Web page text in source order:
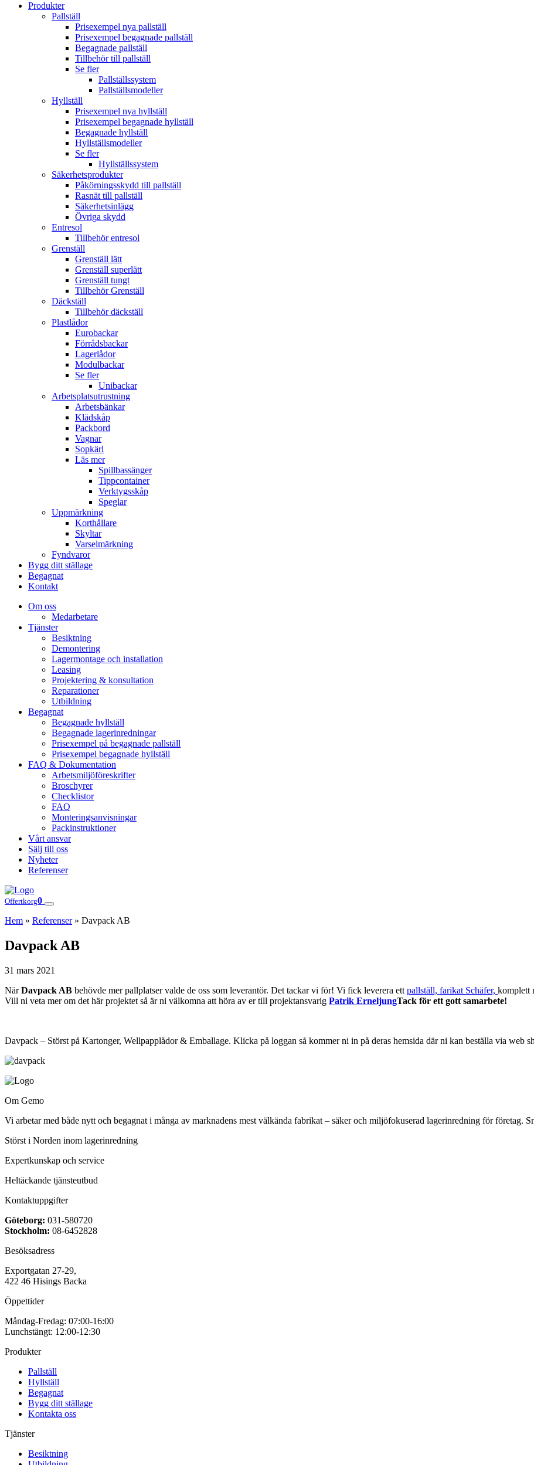
Produkter
Pallställ
Prisexempel nya pallställ
Prisexempel begagnade pallställ
Begagnade pallställ
Tillbehör till pallställ
Se fler
Pallställssystem
Pallställsmodeller
Hyllställ
Prisexempel nya hyllställ
Prisexempel begagnade hyllställ
Begagnade hyllställ
Hyllställsmodeller
Se fler
Hyllställssystem
Säkerhetsprodukter
Påkörningsskydd till pallställ
Rasnät till pallställ
Säkerhetsinlägg
Övriga skydd
Entresol
Tillbehör entresol
Grenställ
Grenställ lätt
Grenställ superlätt
Grenställ tungt
Tillbehör Grenställ
Däckställ
Tillbehör däckställ
Plastlådor
Eurobackar
Förrådsbackar
Lagerlådor
Modulbackar
Se fler
Unibackar
Arbetsplatsutrustning
Arbetsbänkar
Klädskåp
Packbord
Vagnar
Sopkärl
Läs mer
Spillbassänger
Tippcontainer
Verktygsskåp
Speglar
Uppmärkning
Korthållare
Skyltar
Varselmärkning
Fyndvaror
Bygg ditt ställage
Begagnat
Kontakt
Om oss
Medarbetare
Tjänster
Besiktning
Demontering
Lagermontage och installation
Leasing
Projektering & konsultation
Reparationer
Utbildning
Begagnat
Begagnade hyllställ
Begagnade lagerinredningar
Prisexempel på begagnade pallställ
Prisexempel begagnade hyllställ
FAQ & Dokumentation
Arbetsmiljöföreskrifter
Broschyrer
Checklistor
FAQ
Monteringsanvisningar
Packinstruktioner
Vårt ansvar
Sälj till oss
Nyheter
Referenser
Offertkorg0
Hem » Referenser» Davpack AB
Davpack AB
31 mars 2021
NärDavpack AB behövde mer pallplatser valde de oss som leverantör. Det tackar vi för! Vi fick leverera ett pallställ, farikat Schäfer, komplett
Vill ni veta mer om det här projektet så är ni välkomna att höra av er till projektansvarig Patrik ErneljungTack för ett gott samarbete!
Davpack – Störst på Kartonger, Wellpapplådor & Emballage. Klicka på loggan så kommer ni in på deras hemsida där ni kan beställa via web
Om Gemo
Vi arbetar med både nytt och begagnat i många av marknadens mest välkända fabrikat – säker och miljöfokuserad lagerinredning för företag.
Störst i Norden inom lagerinredning
Expertkunskap och service
Heltäckande tjänsteutbud
Kontaktuppgifter
Göteborg: 031-580720
Stockholm: 08-6452828
Besöksadress
Exportgatan 27-29,
422 46 Hisings Backa
Öppettider
Måndag-Fredag: 07:00-16:00
Lunchstängt: 12:00-12:30
Produkter
Pallställ
Hyllställ
Begagnat
Bygg ditt ställage
Kontakta oss
Tjänster
Besiktning